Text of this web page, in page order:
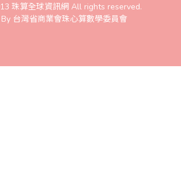
珠算全球資訊網 All rights reserved.
台灣省商業會珠心算數學委員會